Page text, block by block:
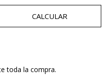
CALCULAR
toda la compra.